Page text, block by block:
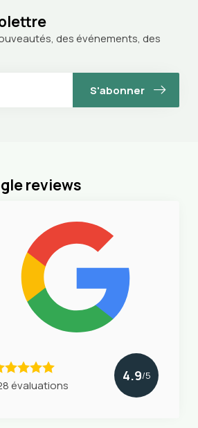
des événements, des
S'abonner
reviews
évaluations
4.9/5